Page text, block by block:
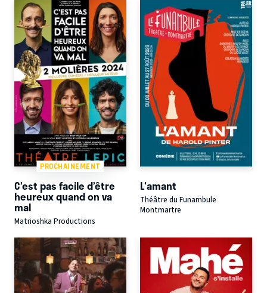
PROCHAINEMENT
C’est pas facile d’être
heureux quand on va
mal
Matrioshka Productions
L'amant
Théâtre du Funambule
Montmartre